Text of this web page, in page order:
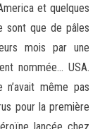
et quelques
sont que de pâles
mois par une
nommée… USA.
n’avait même pas
pour la première
lancée chez